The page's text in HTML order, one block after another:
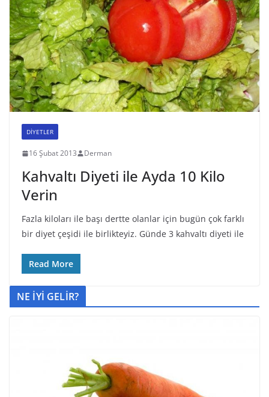
DİYETLER
16 Şubat 2013 Derman
Kahvaltı Diyeti ile Ayda 10 Kilo
Verin
Fazla kiloları ile başı dertte olanlar için bugün çok farklı
bir diyet çeşidi ile birlikteyiz. Günde 3 kahvaltı diyeti ile
Read More
NE İYİ GELİR?